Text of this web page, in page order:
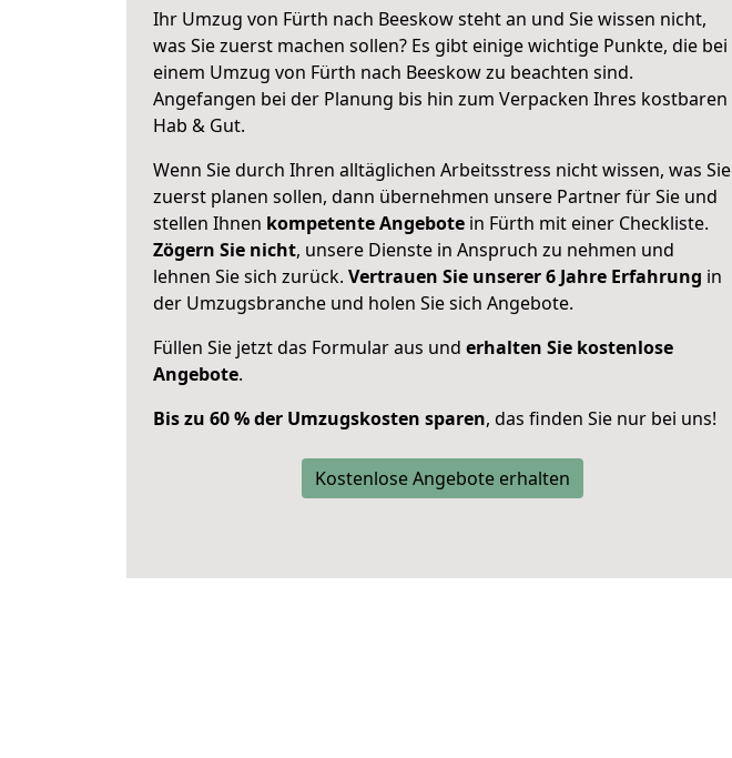
Ihr Umzug von Fürth nach Beeskow steht an und Sie wissen nicht,
was Sie zuerst machen sollen? Es gibt einige wichtige Punkte, die bei
einem Umzug von Fürth nach Beeskow zu beachten sind.
Angefangen bei der Planung bis hin zum Verpacken Ihres kostbaren
Hab & Gut.
Wenn Sie durch Ihren alltäglichen Arbeitsstress nicht wissen, was Sie
zuerst planen sollen, dann übernehmen unsere Partner für Sie und
stellen Ihnen kompetente Angebote in Fürth mit einer Checkliste.
Zögern Sie nicht, unsere Dienste in Anspruch zu nehmen und
lehnen Sie sich zurück. Vertrauen Sie unserer 6 Jahre Erfahrung in
der Umzugsbranche und holen Sie sich Angebote.
Füllen Sie jetzt das Formular aus und erhalten Sie kostenlose
Angebote.
Bis zu 60 % der Umzugskosten sparen, das finden Sie nur bei uns!
Kostenlose Angebote erhalten